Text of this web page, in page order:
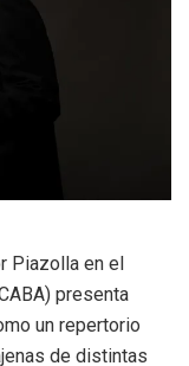
Piazolla en el
presenta
un repertorio
de distintas